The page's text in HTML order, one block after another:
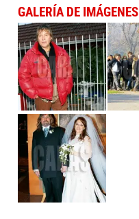
GALERÍA DE IMÁGENES